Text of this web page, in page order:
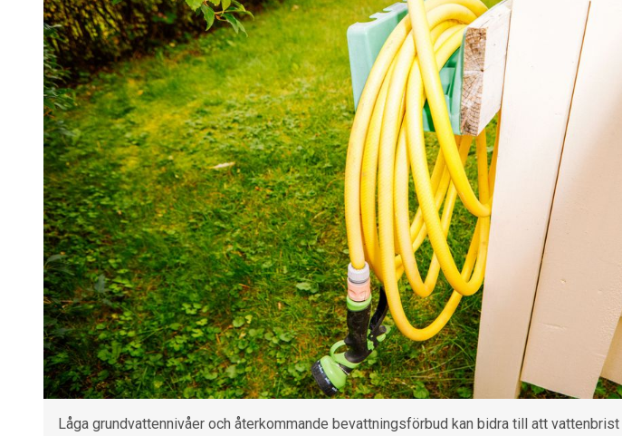
Låga grundvattennivåer och återkommande bevattningsförbud kan bidra till att vattenbrist